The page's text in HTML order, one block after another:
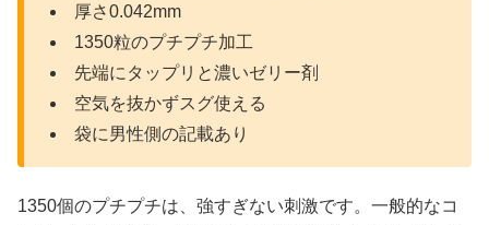
厚さ0.042mm
1350粒のプチプチ加工
先端にタップリと濃いゼリー剤
空気を抜かずスグ使える
袋に男性側の記載あり
1350個のプチプチは、強すぎない刺激です。一般的なコ